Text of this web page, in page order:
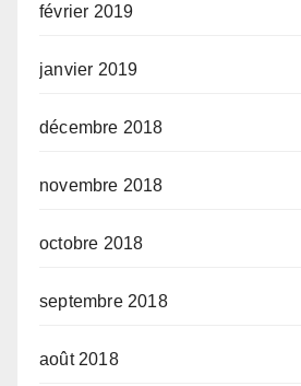
février 2019
janvier 2019
décembre 2018
novembre 2018
octobre 2018
septembre 2018
août 2018